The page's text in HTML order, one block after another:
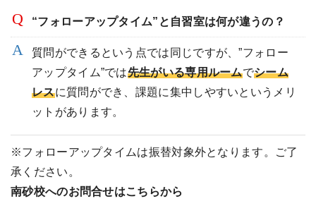
“フォローアップタイム”と自習室は何が違うの？
質問ができるという点では同じですが、”フォロー
アップタイム”では先生がいる専用ルームでシーム
レスに質問ができ、課題に集中しやすいというメリ
ットがあります。
※フォローアップタイムは振替対象外となります。ご了
承ください。
南砂校へのお問合せはこちらから